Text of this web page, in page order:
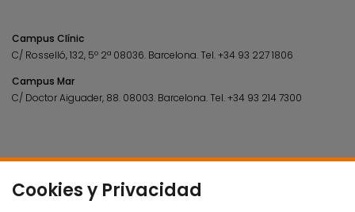
Cookies y Privacidad
Campus Clínic
C/ Rosselló, 132, 5º 2ª 08036. Barcelona.Tel.+34 93 227 1806
Campus Mar
C/ Doctor Aiguader, 88. 08003. Barcelona.Tel.+34 93 214 7300